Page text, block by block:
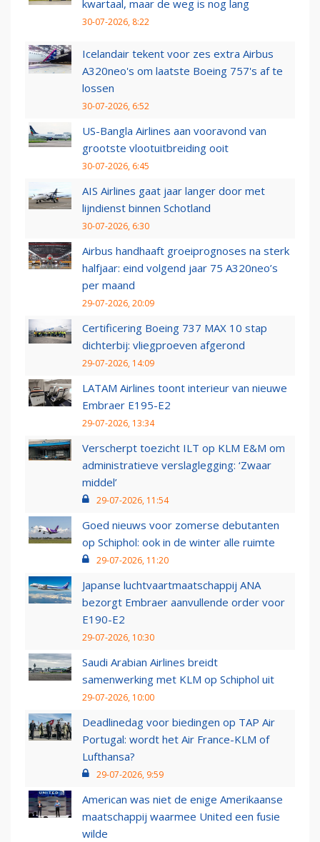
kwartaal, maar de weg is nog lang
30-07-2026, 8:22
Icelandair tekent voor zes extra Airbus
A320neo's om laatste Boeing 757's af te
lossen
30-07-2026, 6:52
US-Bangla Airlines aan vooravond van
grootste vlootuitbreiding ooit
30-07-2026, 6:45
AIS Airlines gaat jaar langer door met
lijndienst binnen Schotland
30-07-2026, 6:30
Airbus handhaaft groeiprognoses na sterk
halfjaar: eind volgend jaar 75 A320neo’s
per maand
29-07-2026, 20:09
Certificering Boeing 737 MAX 10 stap
dichterbij: vliegproeven afgerond
29-07-2026, 14:09
LATAM Airlines toont interieur van nieuwe
Embraer E195-E2
29-07-2026, 13:34
Verscherpt toezicht ILT op KLM E&M om
administratieve verslaglegging: ‘Zwaar
middel’
29-07-2026, 11:54
Goed nieuws voor zomerse debutanten
op Schiphol: ook in de winter alle ruimte
29-07-2026, 11:20
Japanse luchtvaartmaatschappij ANA
bezorgt Embraer aanvullende order voor
E190-E2
29-07-2026, 10:30
Saudi Arabian Airlines breidt
samenwerking met KLM op Schiphol uit
29-07-2026, 10:00
Deadlinedag voor biedingen op TAP Air
Portugal: wordt het Air France-KLM of
Lufthansa?
29-07-2026, 9:59
American was niet de enige Amerikaanse
maatschappij waarmee United een fusie
wilde